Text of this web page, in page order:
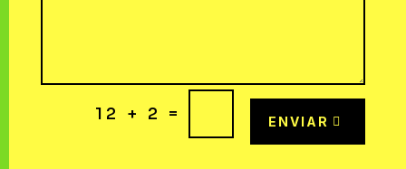
12 + 2 = ENVIAR